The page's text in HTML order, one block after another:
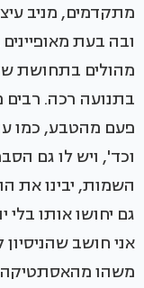
מתקדמים, מניב
ובה בעת
מהולים בתחושת
בתנועה רכה.
פעם מהטבע, כמו
וכד', ויש לו גם
השמות, יבינו את
גם יחושו אותו בלי
אני חושב
משהו מהאסתטיקה